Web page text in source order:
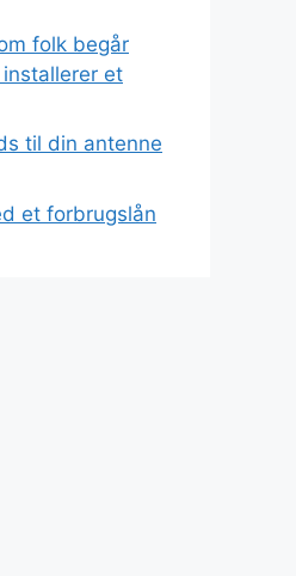
folk begår
et
til din antenne
et forbrugslån